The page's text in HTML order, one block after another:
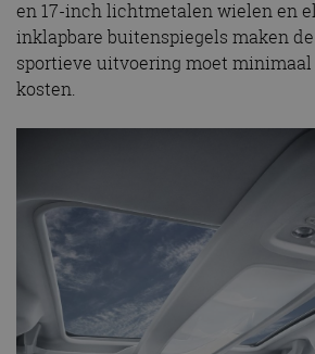
en 17-inch lichtmetalen wielen en
inklapbare buitenspiegels maken de
sportieve uitvoering moet minimaal
kosten.